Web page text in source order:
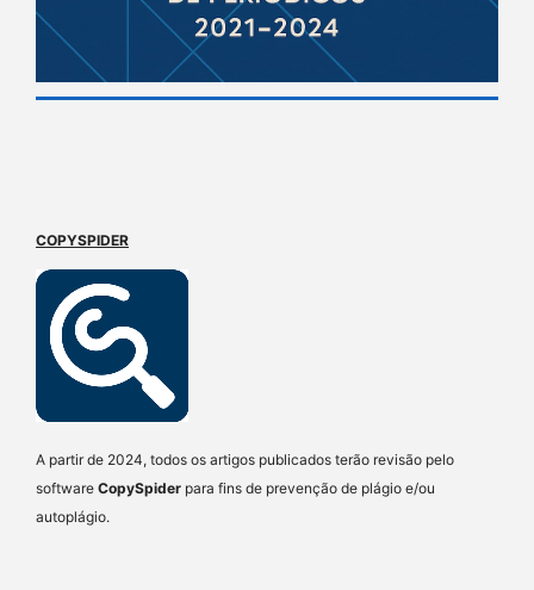
COPYSPIDER
A partir de 2024, todos os artigos publicados terão revisão pelo
software CopySpider para fins de prevenção de plágio e/ou
autoplágio.